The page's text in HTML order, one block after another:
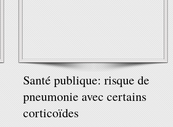
Santé publique: risque de
pneumonie avec certains
corticoïdes